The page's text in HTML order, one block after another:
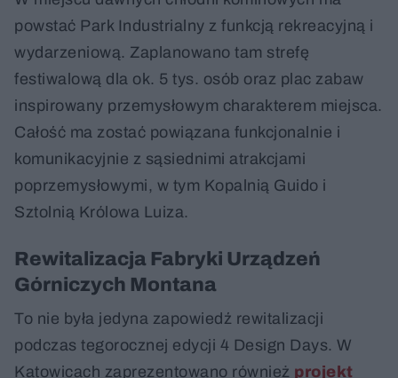
powstać Park Industrialny z funkcją rekreacyjną i
wydarzeniową. Zaplanowano tam strefę
festiwalową dla ok. 5 tys. osób oraz plac zabaw
inspirowany przemysłowym charakterem miejsca.
Całość ma zostać powiązana funkcjonalnie i
komunikacyjnie z sąsiednimi atrakcjami
poprzemysłowymi, w tym Kopalnią Guido i
Sztolnią Królowa Luiza.
Rewitalizacja Fabryki Urządzeń
Górniczych Montana
To nie była jedyna zapowiedź rewitalizacji
podczas tegorocznej edycji 4 Design Days. W
Katowicach zaprezentowano również projekt